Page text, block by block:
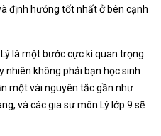
định hướng tốt nhất ở bên cạnh
là một bước cực kì quan trọng
nhiên không phải bạn học sinh
một vài nguyên tắc gần như
và các gia sư môn Lý lớp 9 sẽ